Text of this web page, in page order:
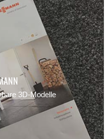
3D-Modelle